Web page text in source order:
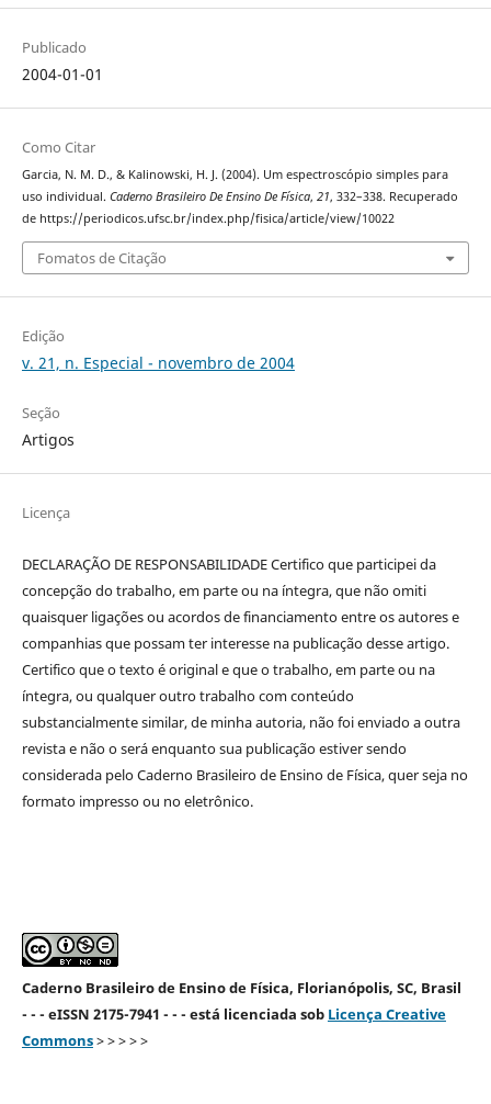
Publicado
2004-01-01
Como Citar
Garcia, N. M. D., & Kalinowski, H. J. (2004). Um espectroscópio simples para
uso individual. Caderno Brasileiro De Ensino De Física, 21, 332–338. Recuperado
de https://periodicos.ufsc.br/index.php/fisica/article/view/10022
Fomatos de Citação
Edição
v. 21, n. Especial - novembro de 2004
Seção
Artigos
Licença
DECLARAÇÃO DE RESPONSABILIDADE Certifico que participei da
concepção do trabalho, em parte ou na íntegra, que não omiti
quaisquer ligações ou acordos de financiamento entre os autores e
companhias que possam ter interesse na publicação desse artigo.
Certifico que o texto é original e que o trabalho, em parte ou na
íntegra, ou qualquer outro trabalho com conteúdo
substancialmente similar, de minha autoria, não foi enviado a outra
revista e não o será enquanto sua publicação estiver sendo
considerada pelo Caderno Brasileiro de Ensino de Física, quer seja no
formato impresso ou no eletrônico.
Caderno Brasileiro de Ensino de Física, Florianópolis, SC, Brasil
- - - eISSN 2175-7941 - - - está licenciada sob Licença Creative
Commons> > > > >